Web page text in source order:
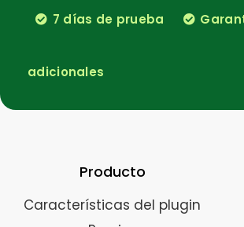
7 días de prueba
adicionales
Producto
Características del plugin